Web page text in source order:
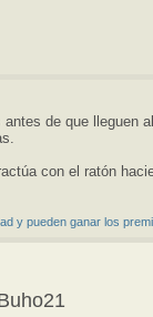
de que lleguen
con el ratón
y pueden ganar los